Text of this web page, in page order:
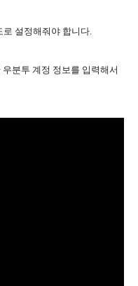
설정해줘야 합니다.
분투 계정 정보를 입력해서